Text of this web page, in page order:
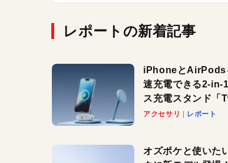
レポートの新着記事
iPhoneとAirPods
速充電できる2-in-
ス充電スタンド「
South HiRise 2
アクセサリ レポート
オズポケと使いた